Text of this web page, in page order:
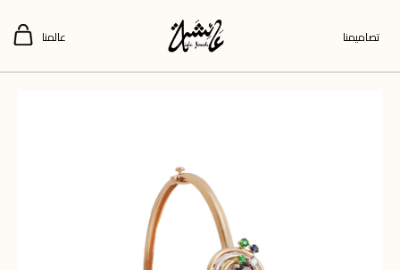
تصاميمنا عالمنا